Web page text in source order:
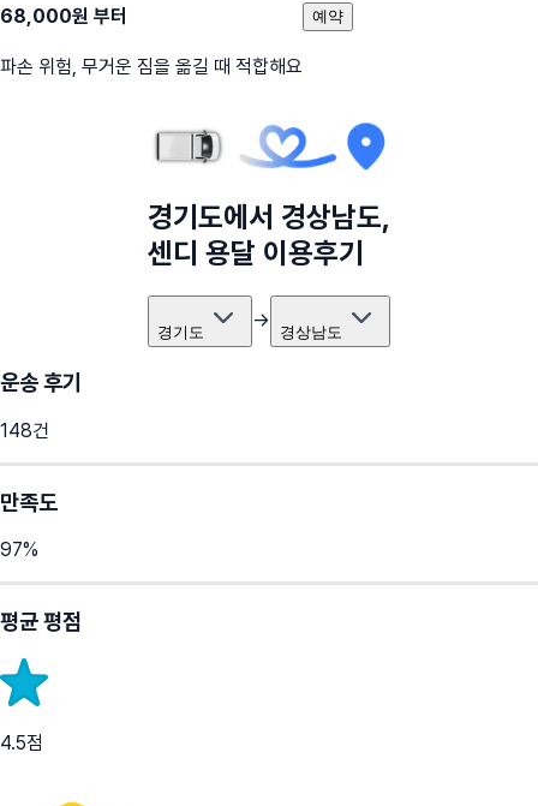
68,000원 부터
파손 위험, 무거운 짐을 옮길 때 적합해요
예약
경기도에서 경상남도,
센디 용달 이용후기
경기도 → 경상남도
운송 후기
148건
만족도
97%
평균 평점
4.5점